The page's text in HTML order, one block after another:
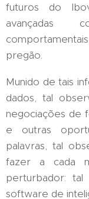
futuros do
avançadas
pregão.
Munido de tais
dados, tal
negociações de
e outras
palavras, tal
fazer a cada
perturbador:
software de